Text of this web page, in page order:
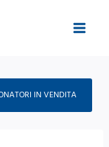
IN VENDITA